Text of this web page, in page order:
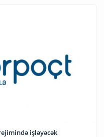
işləyəcək